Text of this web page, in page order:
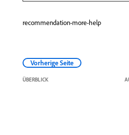
recommendation-more-help
Vorherige Seite
ÜBERBLICK